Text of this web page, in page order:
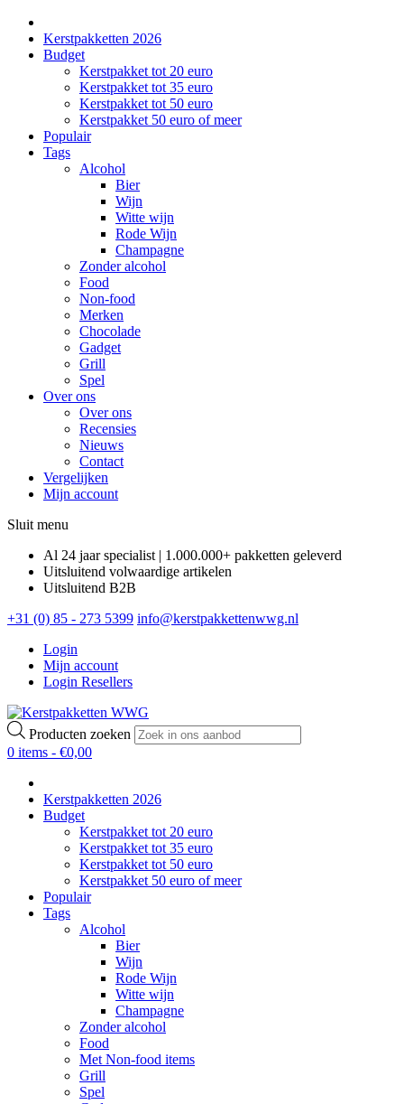
Kerstpakketten 2026
Budget
Kerstpakket tot 20 euro
Kerstpakket tot 35 euro
Kerstpakket tot 50 euro
Kerstpakket 50 euro of meer
Populair
Tags
Alcohol
Bier
Wijn
Witte wijn
Rode Wijn
Champagne
Zonder alcohol
Food
Non-food
Merken
Chocolade
Gadget
Grill
Spel
Over ons
Over ons
Recensies
Nieuws
Contact
Vergelijken
Mijn account
Sluit menu
Al 24 jaar specialist | 1.000.000+ pakketten geleverd
Uitsluitend volwaardige artikelen
Uitsluitend B2B
+31 (0) 85 - 273 5399 info@kerstpakkettenwwg.nl
Login
Mijn account
Login Resellers
Producten zoeken
0 items - €0,00
Kerstpakketten 2026
Budget
Kerstpakket tot 20 euro
Kerstpakket tot 35 euro
Kerstpakket tot 50 euro
Kerstpakket 50 euro of meer
Populair
Tags
Alcohol
Bier
Wijn
Rode Wijn
Witte wijn
Champagne
Zonder alcohol
Food
Met Non-food items
Grill
Spel